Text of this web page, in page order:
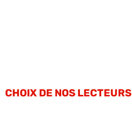
CHOIX DE NOS LECTEURS